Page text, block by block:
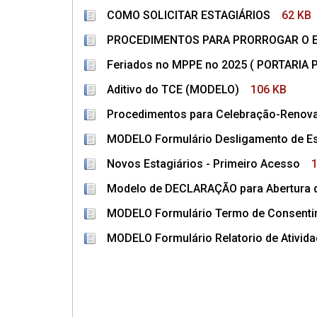
COMO SOLICITAR ESTAGIÁRIOS
62 KB
PROCEDIMENTOS PARA PRORROGAR O
Feriados no MPPE no 2025 ( PORTARIA
Aditivo do TCE (MODELO)
106 KB
Procedimentos para Celebração-
MODELO Formulário Desligamento de
Novos Estagiários - Primeiro Acesso
Modelo de DECLARAÇÃO para Abertura
MODELO Formulário Termo de
MODELO Formulário Relatorio de